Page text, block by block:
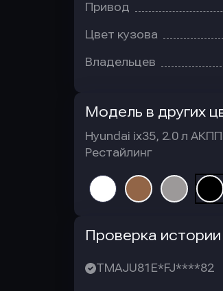
Привод
Цвет кузова
Владельцев
Модель в других
Hyundai ix35, 2.0 л
Рестайлинг
Проверка истории
TMAJU81E*FJ****82